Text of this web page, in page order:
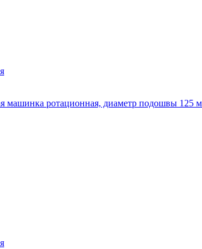
машинка ротационная, диаметр подошвы 125